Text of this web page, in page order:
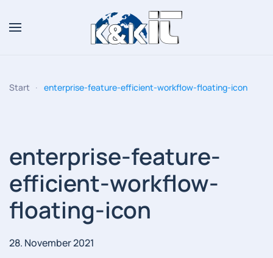
Zum Hauptinhalt springen
Start enterprise-feature-efficient-workflow-floating-icon
enterprise-feature-
efficient-workflow-
floating-icon
28. November 2021